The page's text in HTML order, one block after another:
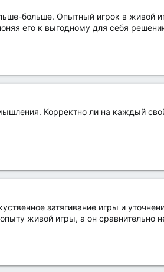
больше. Опытный игрок в живой
его к выгодному для себя
Корректно ли на каждый
затягивание игры и
живой игры, а он сравнительно